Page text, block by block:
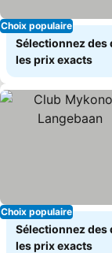
Choix populaire
Sélectionnez des
les prix exacts
Choix populaire
Sélectionnez des
les prix exacts